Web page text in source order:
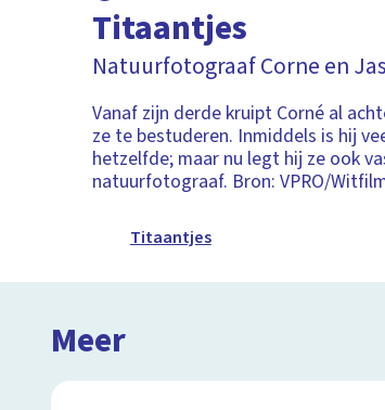
Titaantjes
Natuurfotograaf Corne en
Vanaf zijn derde kruipt Corné al
ze te bestuderen. Inmiddels is hij
hetzelfde; maar nu legt hij ze ook
natuurfotograaf. Bron: VPRO/
Titaantjes
Meer